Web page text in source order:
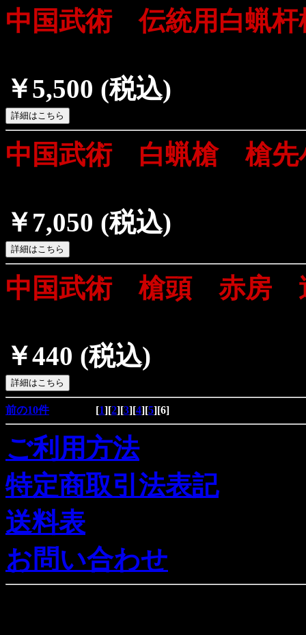
中国武術 伝統用白蝋
￥5,500 (税込)
中国武術 白蝋槍 槍
￥7,050 (税込)
中国武術 槍頭 赤房
￥440 (税込)
前の10件[1][2][3][4][5][6]
ご利用方法
特定商取引法表記
送料表
お問い合わせ